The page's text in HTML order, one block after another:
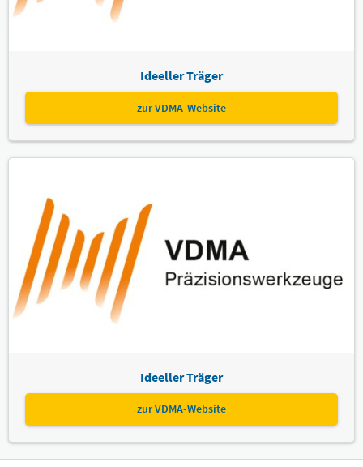
Ideeller Träger
zur VDMA-Website
Ideeller Träger
zur VDMA-Website